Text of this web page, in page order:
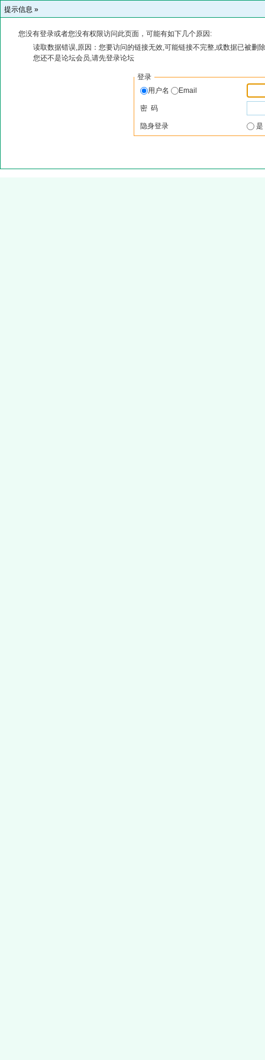
提示信息 »
您没有登录或者您没有权限访问此页面，可能有如下几个原因:
读取数据错误,原因：您要访问的链接无效,可能链接不完整,或数据已被删
您还不是论坛会员,请先登录论坛
登录
用户名
Email
密 码
隐身登录